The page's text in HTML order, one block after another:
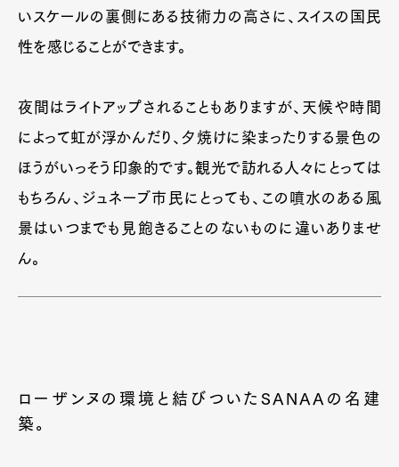
いスケールの裏側にある技術力の高さに、スイスの国民
性を感じることができます。
夜間はライトアップされることもありますが、天候や時間
によって虹が浮かんだり、夕焼けに染まったりする景色の
ほうがいっそう印象的です。観光で訪れる人々にとっては
もちろん、ジュネーブ市民にとっても、この噴水のある風
景はいつまでも見飽きることのないものに違いありませ
ん。
ローザンヌの環境と結びついたSANAAの名建
築。